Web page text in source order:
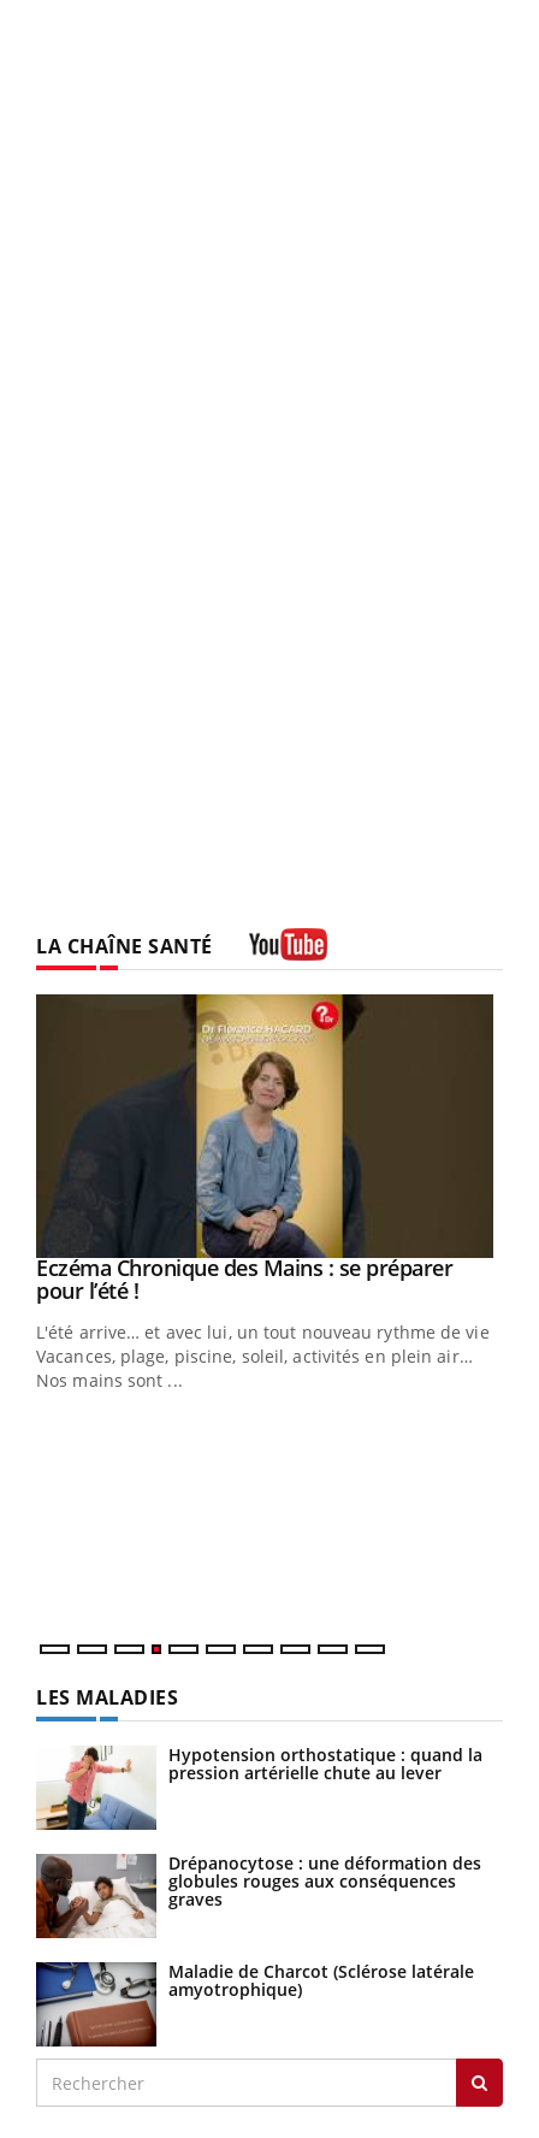
LA CHAÎNE SANTÉ
Youtube
Eczéma Chronique des Mains : se préparer
pour l’été !Youtube
L'été arrive… et avec lui, un tout nouveau rythme de vie !
Vacances, plage, piscine, soleil, activités en plein air…
Nos mains sont ...
LES MALADIES
Hypotension orthostatique : quand la
pression artérielle chute au lever
Drépanocytose : une déformation des
globules rouges aux conséquences
graves
Maladie de Charcot (Sclérose latérale
amyotrophique)